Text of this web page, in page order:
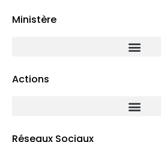
Ministère
Actions
Réseaux Sociaux